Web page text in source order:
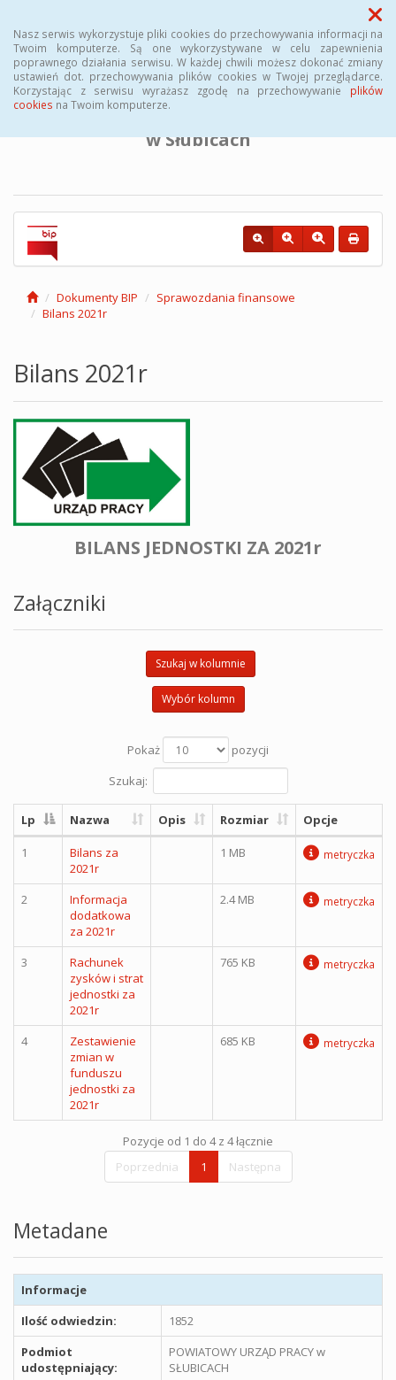
Nasz serwis wykorzystuje pliki cookies do przechowywania informacji na
Twoim komputerze. Są one wykorzystywane w celu zapewnienia
poprawnego działania serwisu. W każdej chwili możesz dokonać zmiany
ustawień dot. przechowywania plików cookies w Twojej przeglądarce.
Korzystając z serwisu wyrażasz zgodę na przechowywanie plików
cookies na Twoim komputerze.
Menu
BIULETYN INFORMACJI PUBLICZNEJ
Powiatowego Urzędu Pracy
w Słubicach
Dokumenty BIP
Sprawozdania finansowe
Bilans 2021r
Bilans 2021r
BILANS JEDNOSTKI ZA 2021r
Załączniki
Szukaj w kolumnie
Wybór kolumn
Pokaż
pozycji
Szukaj:
Lp Nazwa Opis Rozmiar Opcje
1
Bilans za
2021r
1 MB metryczka
2
Informacja
dodatkowa
za 2021r
2.4 MB metryczka
3
Rachunek
zysków i strat
jednostki za
2021r
765 KB metryczka
4
Zestawienie
zmian w
funduszu
jednostki za
2021r
685 KB metryczka
Pozycje od 1 do 4 z 4 łącznie
Poprzednia
1 Następna
Metadane
Informacje
Ilość odwiedzin:
1852
Podmiot
udostępniający:
POWIATOWY URZĄD PRACY w
SŁUBICACH